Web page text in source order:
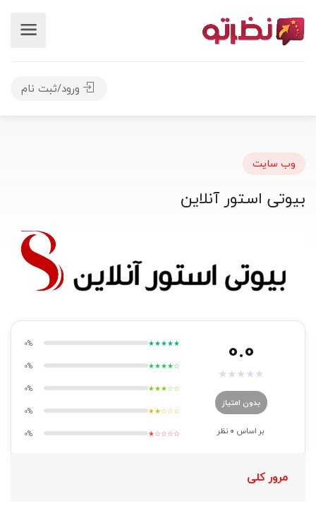
ورود/ثبت نام
وب سایت
بیوتی استور آنلاین
0.0
★
★
★
★
★
بدون امتیاز
بر اساس 0 نظر
★★★★★
0%
★★★★☆
0%
★★★☆☆
0%
★★☆☆☆
0%
★☆☆☆☆
0%
مرور کلی